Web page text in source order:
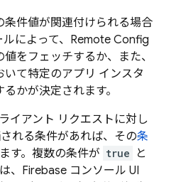
条件値が関連付けられる場合
によって、 Remote Config
をフェッチするか、また、
て特定のアプリ インスタ
かが決定されます。
イアント リクエストに対し
れる条件があれば、その条
す。複数の条件が true
と
、 Firebase コンソール UI